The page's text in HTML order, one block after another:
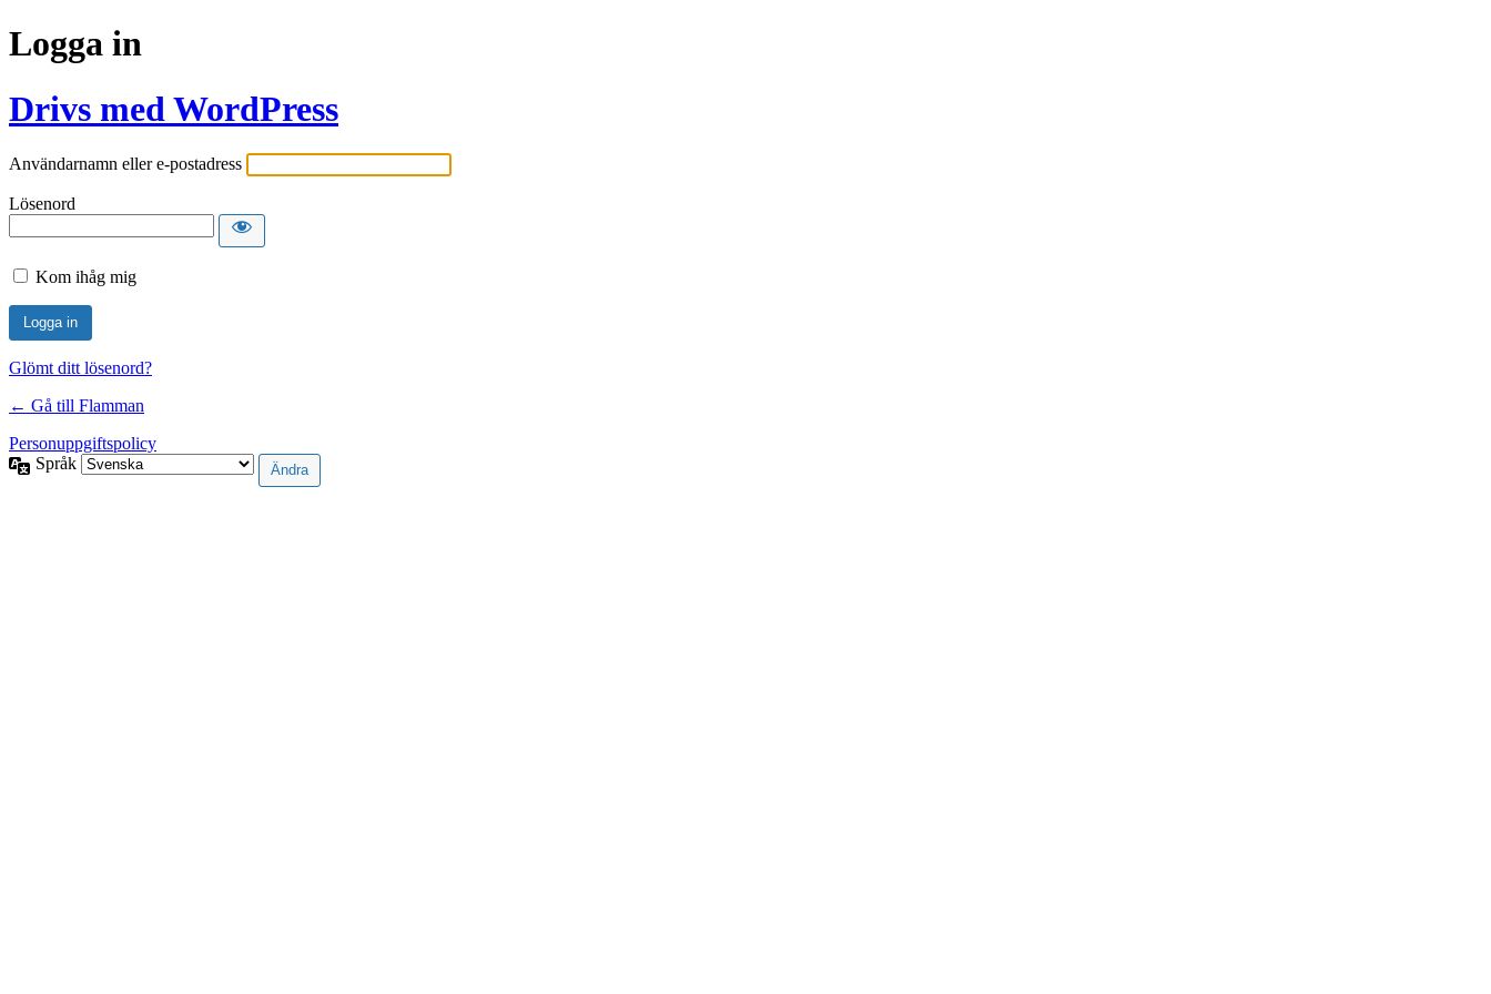
Logga in
Drivs med WordPress
Användarnamn eller e-postadress
Lösenord
Kom ihåg mig
Glömt ditt lösenord?
← Gå till Flamman
Personuppgiftspolicy
Språk